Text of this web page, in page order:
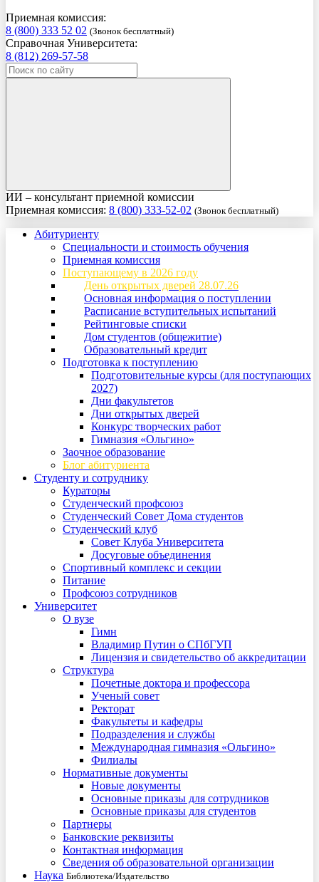
Приемная комиссия:
8 (800) 333 52 02 (Звонок бесплатный)
Справочная Университета:
8 (812) 269-57-58
ИИ – консультант приемной комиссии
Приемная комиссия: 8 (800) 333-52-02 (Звонок бесплатный)
Абитуриенту
Специальности и стоимость обучения
Приемная комиссия
Поступающему в 2026 году
День открытых дверей 28.07.26
Основная информация о поступлении
Расписание вступительных испытаний
Рейтинговые списки
Дом студентов (общежитие)
Образовательный кредит
Подготовка к поступлению
Подготовительные курсы (для поступающих
2027)
Дни факультетов
Дни открытых дверей
Конкурс творческих работ
Гимназия «Ольгино»
Заочное образование
Блог абитуриента
Студенту и сотруднику
Кураторы
Студенческий профсоюз
Студенческий Совет Дома студентов
Студенческий клуб
Совет Клуба Университета
Досуговые объединения
Спортивный комплекс и секции
Питание
Профсоюз сотрудников
Университет
О вузе
Гимн
Владимир Путин о СПбГУП
Лицензия и свидетельство об аккредитации
Структура
Почетные доктора и профессора
Ученый совет
Ректорат
Факультеты и кафедры
Подразделения и службы
Международная гимназия «Ольгино»
Филиалы
Нормативные документы
Новые документы
Основные приказы для сотрудников
Основные приказы для студентов
Партнеры
Банковские реквизиты
Контактная информация
Сведения об образовательной организации
Наука Библиотека/Издательство